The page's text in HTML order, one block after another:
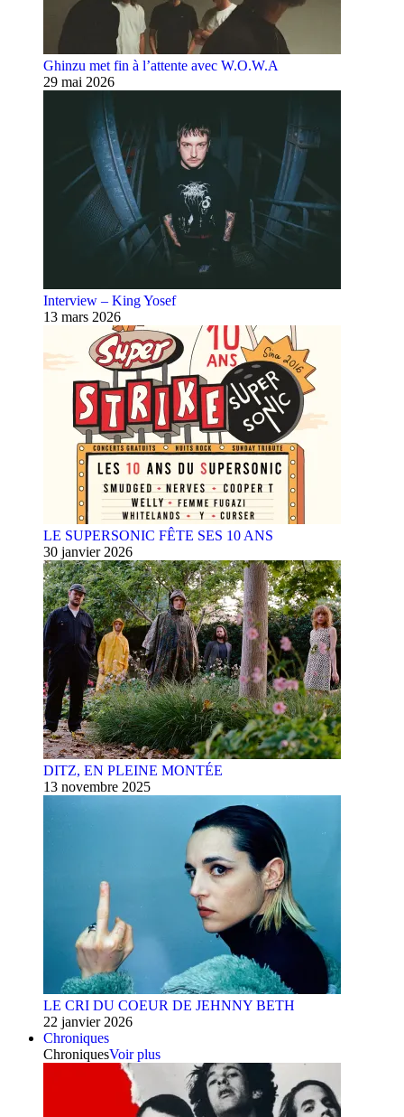
Ghinzu met fin à l’attente avec W.O.W.A
29 mai 2026
Interview – King Yosef
13 mars 2026
LE SUPERSONIC FÊTE SES 10 ANS
30 janvier 2026
DITZ, EN PLEINE MONTÉE
13 novembre 2025
LE CRI DU COEUR DE JEHNNY BETH
22 janvier 2026
Chroniques
ChroniquesVoir plus